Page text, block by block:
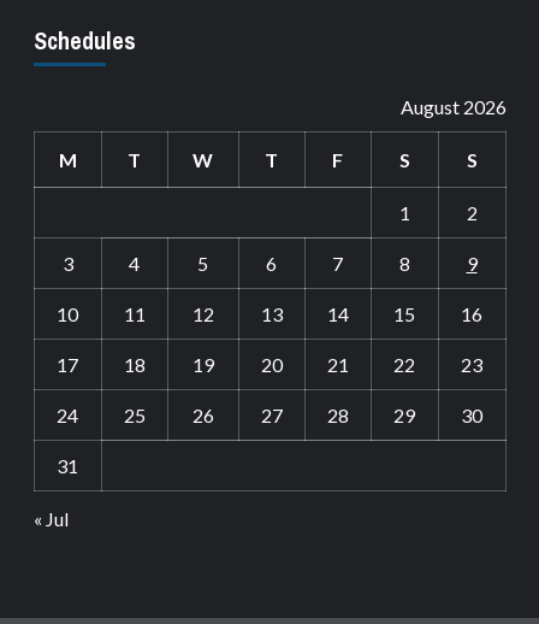
Schedules
August 2026
M T W T F S S
1 2
3 4 5 6 7 8 9
10 11 12 13 14 15 16
17 18 19 20 21 22 23
24 25 26 27 28 29 30
31
« Jul